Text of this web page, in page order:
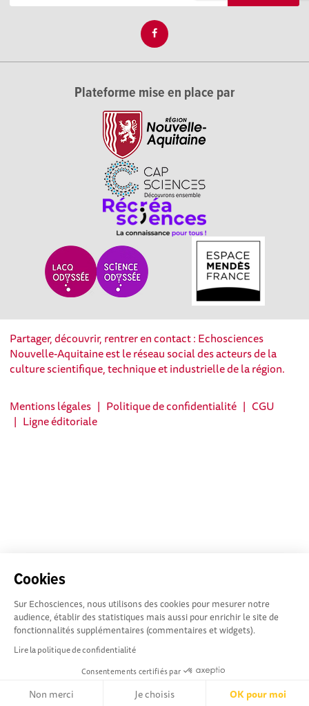
Cookies
Sur Echosciences, nous utilisons des cookies pour mesurer notre
audience, établir des statistiques mais aussi pour enrichir le site de
fonctionnalités supplémentaires (commentaires et widgets).
Lire la politique de confidentialité
Consentements certifiés par
Non merci Je choisis OK pour moi
Plateforme mise en place par
Partager, découvrir, rentrer en contact : Echosciences
Nouvelle-Aquitaine est le réseau social des acteurs de la
culture scientifique, technique et industrielle de la région.
Mentions légales | Politique de confidentialité | CGU
| Ligne éditoriale